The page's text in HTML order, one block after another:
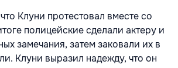
Клуни протестовал вместе со
полицейские сделали актеру и
замечания, затем заковали их в
Клуни выразил надежду, что он